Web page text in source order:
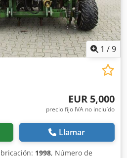
1 /9
EUR 5,000
precio fijo IVA no incluído
Llamar
1998, Número de